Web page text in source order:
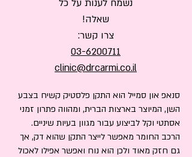
נשמח לענות על כל
שאלה!
צרו קשר:
03-6200711
clinic@drcarmi.co.il
סנאפ און סמייל הוא התקן פלסטיק קשיח בצבע
השן, המיוצר בארצות הברית, ומהווה פתרון זמני
אסתטי וקל לביצוע עבור מגוון בעיות שיניים.
הרכב החומר מאפשר לייצר התקן שהוא דק, אך
גם חזק מאוד ולכן הוא נוח ואפשר אפילו לאכול